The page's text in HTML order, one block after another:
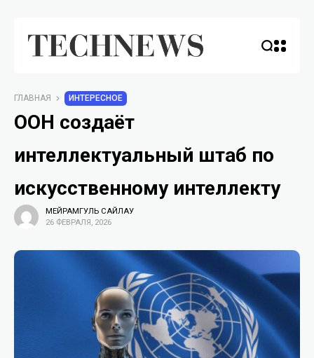
ГЛАВНАЯ ИНТЕРЕСНОЕ
ООН создаёт
интеллектуальный штаб по
искусственному интеллекту
МЕЙРАМГУЛЬ САЙЛАУ
26 ФЕВРАЛЯ, 2026